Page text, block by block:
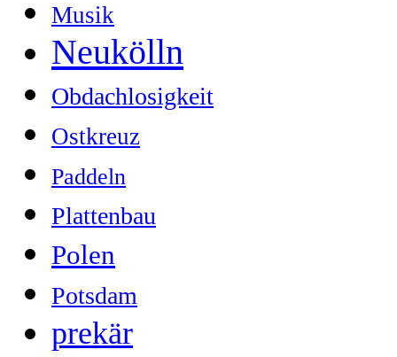
Musik
Neukölln
Obdachlosigkeit
Ostkreuz
Paddeln
Plattenbau
Polen
Potsdam
prekär